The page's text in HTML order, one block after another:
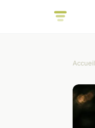
Accueil